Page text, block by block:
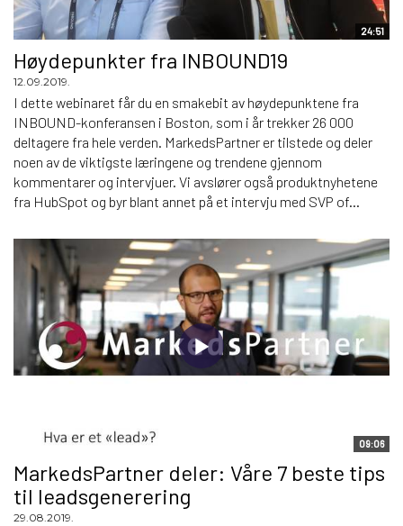
24:51
Høydepunkter fra INBOUND19
12.09.2019.
I dette webinaret får du en smakebit av høydepunktene fra
INBOUND-konferansen i Boston, som i år trekker 26 000
deltagere fra hele verden. MarkedsPartner er tilstede og deler
noen av de viktigste læringene og trendene gjennom
kommentarer og intervjuer. Vi avslører også produktnyhetene
fra HubSpot og byr blant annet på et intervju med SVP of...
09:06
MarkedsPartner deler: Våre 7 beste tips
til leadsgenerering
29.08.2019.